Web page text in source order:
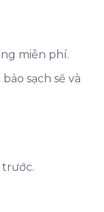
miễn phí.
sạch sẽ và